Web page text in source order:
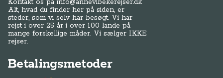
Kontakt os påinfo@annevibekerejser.dk
Alt, hvad du finder her på siden, er
steder, som vi selv har besøgt. Vi har
rejst i over 25 år i over 100 lande på
mange forskellige måder. Vi sælger IKKE
rejser.
Betalingsmetoder